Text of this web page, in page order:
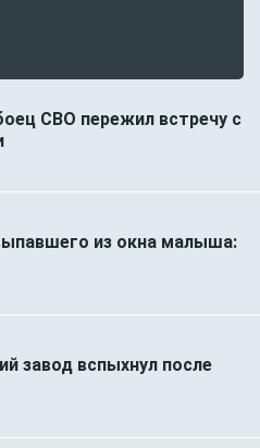
СВО пережил встречу с
из окна малыша:
завод вспыхнул после